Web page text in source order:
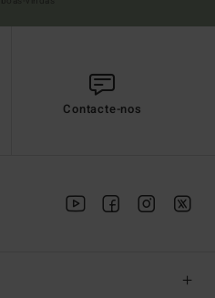
Contacte-nos